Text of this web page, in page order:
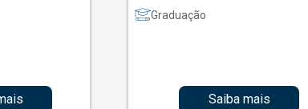
Graduação
Saiba mais